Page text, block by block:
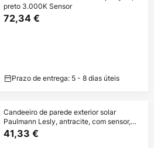
preto 3.000K Sensor
72,34 €
Prazo de entrega: 5 - 8 dias úteis
Candeeiro de parede exterior solar
Paulmann Lesly, antracite, com sensor,
IP65
41,33 €